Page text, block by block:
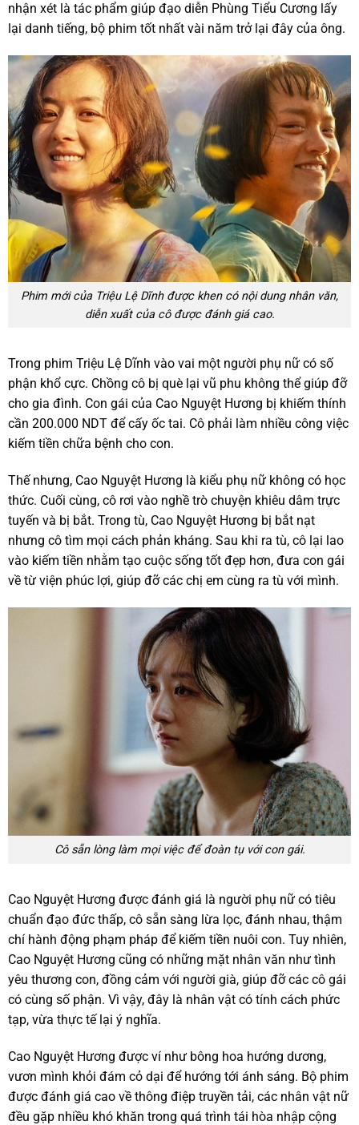
nhận xét là tác phẩm giúp đạo diễn Phùng Tiểu Cương lấy
lại danh tiếng, bộ phim tốt nhất vài năm trở lại đây của ông.
Phim mới của Triệu Lệ Dĩnh được khen có nội dung nhân văn,
diễn xuất của cô được đánh giá cao.
Trong phim Triệu Lệ Dĩnh vào vai một người phụ nữ có số
phận khổ cực. Chồng cô bị què lại vũ phu không thể giúp đỡ
cho gia đình. Con gái của Cao Nguyệt Hương bị khiếm thính
cần 200.000 NDT để cấy ốc tai. Cô phải làm nhiều công việc
kiếm tiền chữa bệnh cho con.
Thế nhưng, Cao Nguyệt Hương là kiểu phụ nữ không có học
thức. Cuối cùng, cô rơi vào nghề trò chuyện khiêu dâm trực
tuyến và bị bắt. Trong tù, Cao Nguyệt Hương bị bắt nạt
nhưng cô tìm mọi cách phản kháng. Sau khi ra tù, cô lại lao
vào kiếm tiền nhằm tạo cuộc sống tốt đẹp hơn, đưa con gái
về từ viện phúc lợi, giúp đỡ các chị em cùng ra tù với mình.
Cô sẵn lòng làm mọi việc để đoàn tụ với con gái.
Cao Nguyệt Hương được đánh giá là người phụ nữ có tiêu
chuẩn đạo đức thấp, cô sẵn sàng lừa lọc, đánh nhau, thậm
chí hành động phạm pháp để kiếm tiền nuôi con. Tuy nhiên,
Cao Nguyệt Hương cũng có những mặt nhân văn như tình
yêu thương con, đồng cảm với người già, giúp đỡ các cô gái
có cùng số phận. Vì vậy, đây là nhân vật có tính cách phức
tạp, vừa thực tế lại ý nghĩa.
Cao Nguyệt Hương được ví như bông hoa hướng dương,
vươn mình khỏi đám cỏ dại để hướng tới ánh sáng. Bộ phim
được đánh giá cao về thông điệp truyền tải, các nhân vật nữ
đều gặp nhiều khó khăn trong quá trình tái hòa nhập cộng